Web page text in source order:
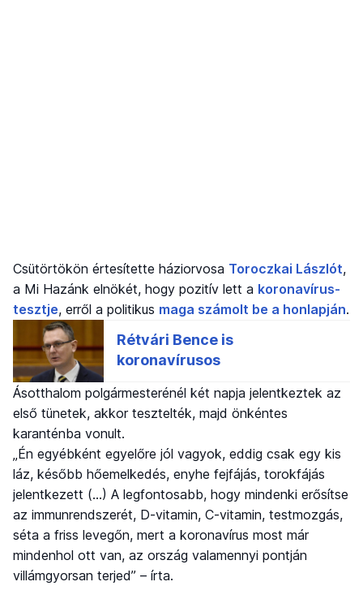
Csütörtökön értesítette háziorvosa Toroczkai Lászlót,
a Mi Hazánk elnökét, hogy pozitív lett a koronavírus-
tesztje, erről a politikus maga számolt be a honlapján.
Ásotthalom polgármesterénél két napja jelentkeztek az
első tünetek, akkor tesztelték, majd önkéntes
karanténba vonult.
„Én egyébként egyelőre jól vagyok, eddig csak egy kis
láz, később hőemelkedés, enyhe fejfájás, torokfájás
jelentkezett (…) A legfontosabb, hogy mindenki erősítse
az immunrendszerét, D-vitamin, C-vitamin, testmozgás,
séta a friss levegőn, mert a koronavírus most már
mindenhol ott van, az ország valamennyi pontján
villámgyorsan terjed” – írta.